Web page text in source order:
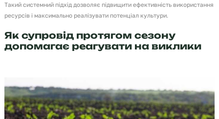
Такий системний підхід дозволяє підвищити ефективність використання
ресурсів і максимально реалізувати потенціал культури.
Як супровід протягом сезону
допомагає реагувати на виклики